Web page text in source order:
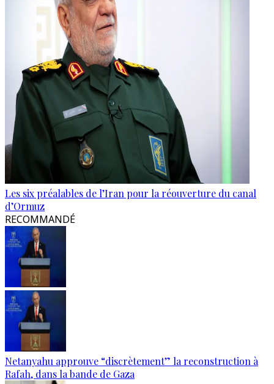
Les six préalables de l’Iran pour la réouverture du canal
d’Ormuz
RECOMMANDÉ
Netanyahu approuve “discrètement” la reconstruction à
Rafah, dans la bande de Gaza